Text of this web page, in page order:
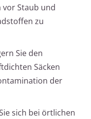
vor Staub und
zu
Sie den
Säcken
der
sich bei örtlichen